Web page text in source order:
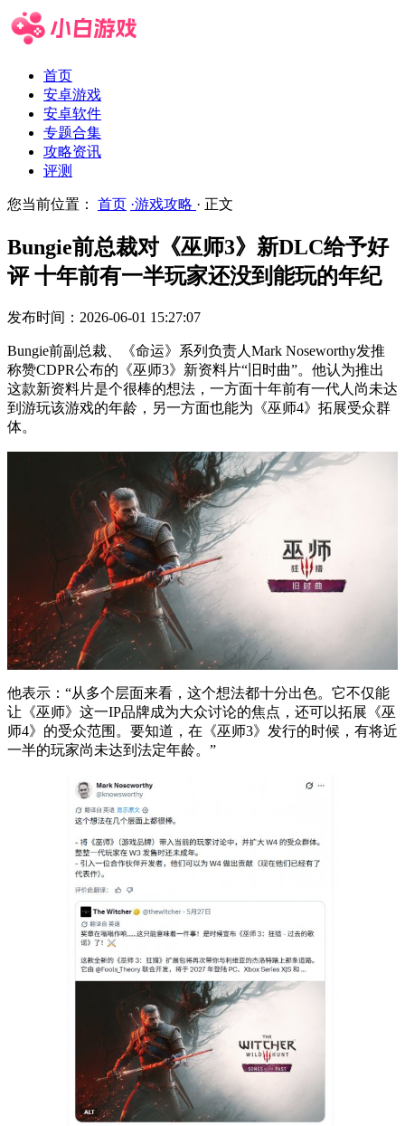
首页
安卓游戏
安卓软件
专题合集
攻略资讯
评测
您当前位置： 首页 ·游戏攻略 · 正文
Bungie前总裁对《巫师3》新DLC给予好
评 十年前有一半玩家还没到能玩的年纪
发布时间：2026-06-01 15:27:07
Bungie前副总裁、《命运》系列负责人Mark Noseworthy发推
称赞CDPR公布的《巫师3》新资料片“旧时曲”。他认为推出
这款新资料片是个很棒的想法，一方面十年前有一代人尚未达
到游玩该游戏的年龄，另一方面也能为《巫师4》拓展受众群
体。
他表示：“从多个层面来看，这个想法都十分出色。它不仅能
让《巫师》这一IP品牌成为大众讨论的焦点，还可以拓展《巫
师4》的受众范围。要知道，在《巫师3》发行的时候，有将近
一半的玩家尚未达到法定年龄。”